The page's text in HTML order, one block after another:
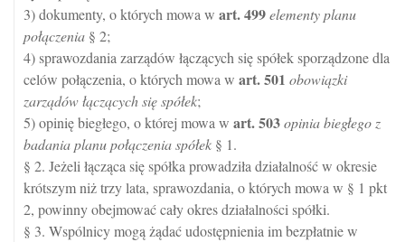
3) dokumenty, o których mowa w art.499elementy planu
połączenia § 2;
4) sprawozdania zarządów łączących się spółek sporządzone dla
celów połączenia, o których mowa w art.501 obowiązki
zarządów łączących się spółek;
5) opinię biegłego, o której mowa w art.503opinia biegłego z
badania planu połączenia spółek § 1.
§ 2. Jeżeli łącząca się spółka prowadziła działalność w okresie
krótszym niż trzy lata, sprawozdania, o których mowa w § 1 pkt
2, powinny obejmować cały okres działalności spółki.
§ 3. Wspólnicy mogą żądać udostępnienia im bezpłatnie w